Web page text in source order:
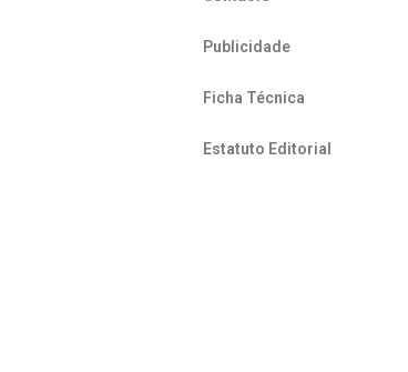
Publicidade
Ficha Técnica
Estatuto Editorial